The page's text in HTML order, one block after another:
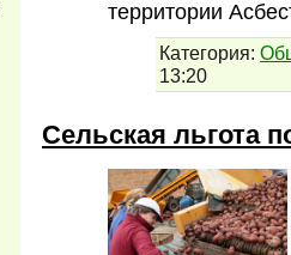
территории
Категория:
13:20
Сельская льгота